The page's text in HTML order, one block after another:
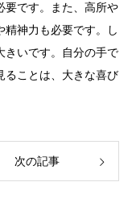
要です。また、高所や
精神力も必要です。し
きいです。自分の手で
ることは、大きな喜び
次の記事